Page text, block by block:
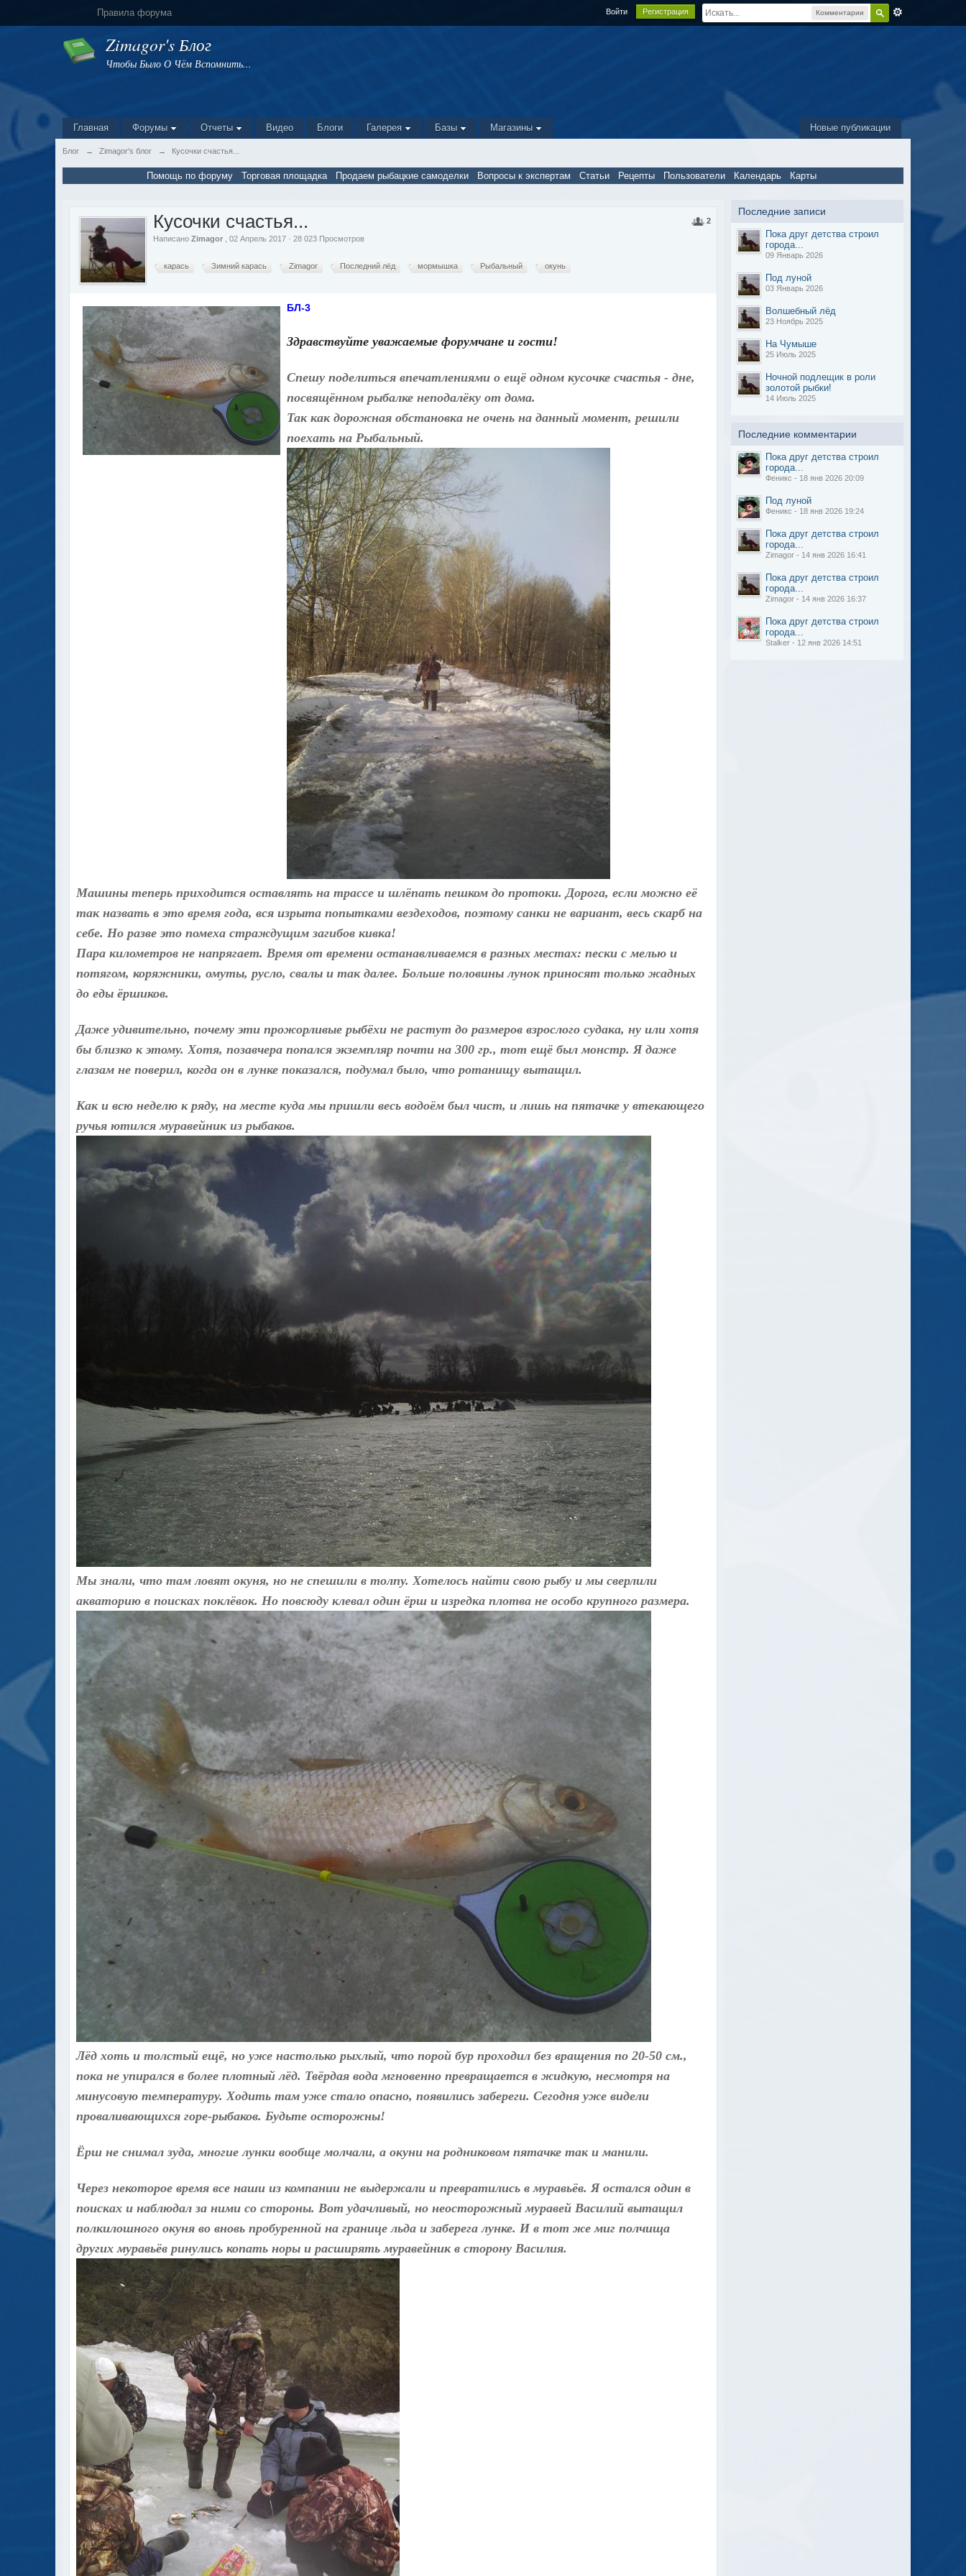
Комментарии
Правила форума Войти Регистрация
Zimagor's Блог
Чтобы Было О Чём Вспомнить...
Новые публикации
Главная Форумы Отчеты Видео Блоги Галерея Базы Магазины
Блог → Zimagor's блог → Кусочки счастья...
Помощь по форуму Торговая площадка Продаем рыбацкие самоделки Вопросы к экспертам Статьи Рецепты Пользователи Календарь Карты
2
Кусочки счастья...
НаписаноZimagor , 02 Апрель 2017 · 28 023 Просмотров
карась Зимний карась Zimagor Последний лёд мормышка Рыбальный окунь
БЛ-3
Здравствуйте уважаемые форумчане и гости!
Спешу поделиться впечатлениями о ещё одном кусочке счастья - дне,
посвящённом рыбалке неподалёку от дома.
Так как дорожная обстановка не очень на данный момент, решили
поехать на Рыбальный.
Машины теперь приходится оставлять на трассе и шлёпать пешком до протоки. Дорога, если можно её
так назвать в это время года, вся изрыта попытками вездеходов, поэтому санки не вариант, весь скарб на
себе. Но разве это помеха страждущим загибов кивка!
Пара километров не напрягает. Время от времени останавливаемся в разных местах: пески с мелью и
потягом, коряжники, омуты, русло, свалы и так далее. Больше половины лунок приносят только жадных
до еды ёршиков.
Даже удивительно, почему эти прожорливые рыбёхи не растут до размеров взрослого судака, ну или хотя
бы близко к этому. Хотя, позавчера попался экземпляр почти на 300 гр., тот ещё был монстр. Я даже
глазам не поверил, когда он в лунке показался, подумал было, что ротанищу вытащил.
Как и всю неделю к ряду, на месте куда мы пришли весь водоём был чист, и лишь на пятачке у втекающего
ручья ютился муравейник из рыбаков.
Мы знали, что там ловят окуня, но не спешили в толпу. Хотелось найти свою рыбу и мы сверлили
акваторию в поисках поклёвок. Но повсюду клевал один ёрш и изредка плотва не особо крупного размера.
Лёд хоть и толстый ещё, но уже настолько рыхлый, что порой бур проходил без вращения по 20-50 см.,
пока не упирался в более плотный лёд. Твёрдая вода мгновенно превращается в жидкую, несмотря на
минусовую температуру. Ходить там уже стало опасно, появились забереги. Сегодня уже видели
проваливающихся горе-рыбаков. Будьте осторожны!
Ёрш не снимал зуда, многие лунки вообще молчали, а окуни на родниковом пятачке так и манили.
Через некоторое время все наши из компании не выдержали и превратились в муравьёв. Я остался один в
поисках и наблюдал за ними со стороны. Вот удачливый, но неосторожный муравей Василий вытащил
полкилошного окуня во вновь пробуренной на границе льда и заберега лунке. И в тот же миг полчища
других муравьёв ринулись копать норы и расширять муравейник в сторону Василия.
Последние записи
Пока друг детства строил
города...
09 Январь 2026
Под луной
03 Январь 2026
Волшебный лёд
23 Ноябрь 2025
На Чумыше
25 Июль 2025
Ночной подлещик в роли
золотой рыбки!
14 Июль 2025
Последние комментарии
Пока друг детства строил
города...
Феникс - 18 янв 2026 20:09
Под луной
Феникс - 18 янв 2026 19:24
Пока друг детства строил
города...
Zimagor - 14 янв 2026 16:41
Пока друг детства строил
города...
Zimagor - 14 янв 2026 16:37
Пока друг детства строил
города...
Stalker - 12 янв 2026 14:51